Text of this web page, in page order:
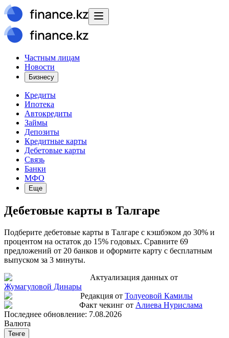
Частным лицам
Новости
Бизнесу
Кредиты
Ипотека
Автокредиты
Займы
Депозиты
Кредитные карты
Дебетовые карты
Связь
Банки
МФО
Еще
Дебетовые карты в Талгаре
Подберите дебетовые карты в Талгаре с кэшбэком до 30% и
процентом на остаток до 15% годовых. Сравните 69
предложений от 20 банков и оформите карту с бесплатным
выпуском за 3 минуты.
Актуализация данных от
Жумагуловой Динары
Редакция от Толуеовой Камилы
Факт чекинг от Алиева Нурислама
Последнее обновление: 7.08.2026
Валюта
Тенге